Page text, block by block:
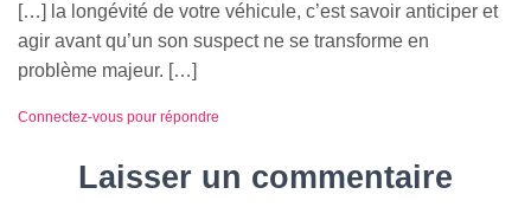
[…] la longévité de votre véhicule, c’est savoir anticiper et
agir avant qu’un son suspect ne se transforme en
problème majeur. […]
Connectez-vous pour répondre
Laisser un commentaire